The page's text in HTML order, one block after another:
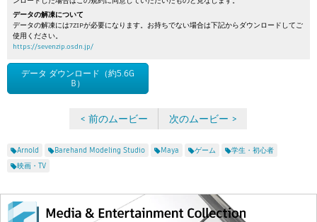
データの解凍について
データの解凍には7ZIPが必要になります。お持ちでない場合は下記からダウンロードしてご
使用ください。
https://sevenzip.osdn.jp/
データ ダウンロード（約5.6G
B）
< 前のムービー 次のムービー >
Arnold Barehand Modeling Studio Maya ゲーム
学生・初心者
映画・TV